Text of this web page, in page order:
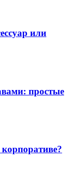
или
простые